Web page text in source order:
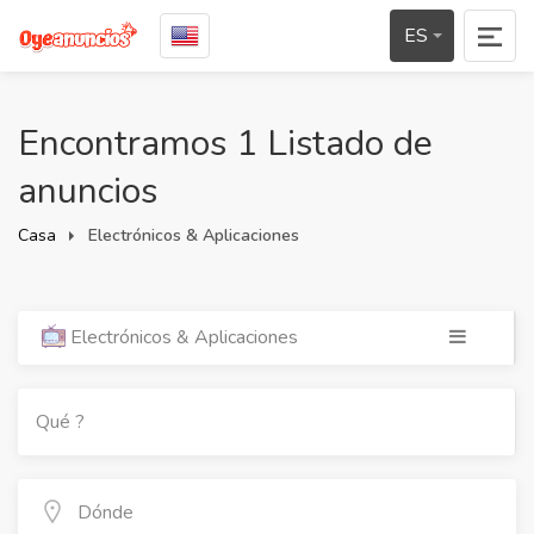
ES
Encontramos 1 Listado de
anuncios
Casa Electrónicos & Aplicaciones
Electrónicos & Aplicaciones